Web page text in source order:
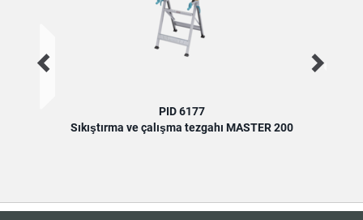
PID 6177
Sıkıştırma ve çalışma tezgahı MASTER 200